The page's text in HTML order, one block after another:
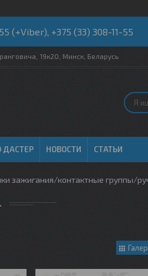
(+Viber), +375 (33) 308-11-55
19к20, Минск, Беларусь
ДАСТЕР НОВОСТИ СТАТЬИ
зажигания/контактные группы/